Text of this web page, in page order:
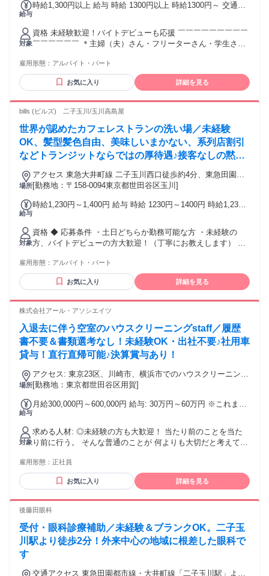
給与
時給1,300円以上 給与 時給 1300円以上 時給1300円～ 交通
対象
資格 未経験歓迎！バイトデビューも応援 ￣￣￣￣￣￣￣￣￣
￣￣￣￣￣￣ ＊主婦（夫）さん・フリーターさん・学生さん
初心者ＯＫ ＊経験者歓迎 ＊副業・ＷワークＯＫ ＊ブランク
ＯＫ ＊友達と応募OK ／ KFCではこんなスタッフが活躍中！
＼ ＊土日だけ働くフリーター ＊授業終わりの夕方から働く高
（夫）さん など、フリーター・学生・主婦（夫）と 幅広い層
前駅1分 祖師ヶ谷大蔵駅12分 喜多見駅18分 千歳船橋駅30分
狛江駅33分 和泉多摩川駅40分 仙川駅39分 千歳烏山駅43分 つ
つじヶ丘駅45分 柴崎駅49分
雇用形態： アルバイト・パート
お気に入り 詳細を見る
bills (ビルズ) 二子玉川/玉川高島屋
世界が認めたカフェレストランの洗い場／未経験
OK、髪型髪色自由、美味しいまかない、系列店割引
などトランジットならではの厚待遇♪接客なしの黙々
作業なので安心！著名人にも愛され、各国メディアで
「世界一の朝食」と称されたbillsで働こう！
場所
アクセス 東急大井町線 二子玉川西口徒歩約4分、東急田園都
市線 二子新地東口徒歩約14分、東急田園都市線 用賀南口徒歩
[勤務地：〒158-0094東京都世田谷区玉川]
給与
時給1,230円～1,400円 給与 時給 1230円～1400円 時給1,230
のうえ決定します ※給与改定あり（年2回） ※交通費全額支
給（上限月10万円) ※22時以降時給25％UP 交通費：交通費支
給
対象
資格 ◆ 応募条件 ・土日どちらか勤務可能な方 ・未経験の
方、バイトデビューの方大歓迎！（丁寧にお教えします） ・
婦・主夫さん、シニアの方まで皆さん大歓迎！ ◆ 歓迎条件
・飲食店、ホテル、給食センターなどで洗い場（ディッシュ
ウォッシャー）の経験がある方歓迎！ ・黙々と作業に集中し
が得意な方 ・長期で安定してシフトに入りたい方大歓迎！ ◆
ペースに頑張りたい方 ・洗練された有名店の一員として、裏
からお店を支えたい方 ・髪型や髪色を自由に変えながら、自
分らしくのびのびと働きたい方 ◆身だしなみ ・コックコート
貸与
雇用形態： アルバイト・パート
お気に入り 詳細を見る
株式会社アール・アソシエイツ
入退去に伴う空室のハウスクリーニングstaff／履歴
書不要＆書類選考なし！未経験OK・出社不要♪社用車
貸与！直行直帰可能♪決算賞与あり！
場所
アクセス: 東京23区、川崎市、横浜市でのハウスクリーニング
が比較的多いです。 勤務地として人気の新宿区、渋谷区、品
択することもできますので、通勤の行き帰りの買い物ができ
していただくことができます！ しかも出社不要です♪ 出社を
していただく必要はございませんが、弊社本社の所在地をご
説明いたします！ ・最寄り駅 東急田園都市線 用賀駅 徒歩
4分 ・最寄りバス停 用賀神社前から徒歩2分 （東急バス：恵
32・等12利用可能） 東急田園都市線の桜新町駅からは2分、
駒沢大学駅からは4分で電車通勤でき、三軒茶屋駅からは6分
分、渋谷駅からは準急利用で9分ですね！ 東急田園都市線だと
二子玉川駅（2分）、二子新地駅（4分）で、 東急田園都市線
だと高津駅（6分）、溝の口駅（7分）、梶が谷駅（9分）と便
利です！
[勤務地：東京都世田谷区用賀]
給与
月給300,000円～600,000円 給与: 30万円～60万円 ※これまで
アルバイト含む ※基準に達していない方は月給25万円～とな
ります。 ※入社6か月で昇格可能です。 ※完全週休2日もしく
は1日実働7時間など理想の働き方をお持ちの方はご相談くだ
さい♪ 下記のイメージで年収アップが可能です 1年目 400
マネージャー 【手当】 交通費全額支給 残業手当（100%支
給） 役職手当 【昇給】 年2回 9月 3月 【決算賞与】 8月
対象
求める人材: ◎未経験の方も大歓迎！ 当たり前のことを当た
り前に行う。 そんな普通のことが 何よりも大切だと考えてい
スを 提供できるということです。 普段の家事やお掃除の延長
線上で出来る お仕事だからこそ、 気づくことがあるかもしれ
ません。 もちろんわからないことがあれば しっかりサポート
がら 仕事をしているので、 未経験からスタートし、成長して
ことを活かしながら、新しい技術も身につけて成長できま
す。 中途入社率90%以上 働き方に合わせて働いて頂ける職場
OK／経験不問／無資格OK
雇用形態： 正社員
お気に入り 詳細を見る
後藤田眼科
受付・眼科診療補助／未経験＆ブランクOK。二子玉
川駅より徒歩2分！外来中心の地域に根差した眼科で
す
交通アクセス 東急田園都市線・大井町線「二子玉川駅」より